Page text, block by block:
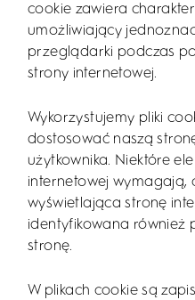
cookie zawiera
umożliwiający
przeglądarki podczas
strony internetowej.
Wykorzystujemy pliki
dostosować naszą
użytkownika. Niektóre
internetowej wymagają,
wyświetlająca stronę
identyfikowana również
stronę.
W plikach cookie są